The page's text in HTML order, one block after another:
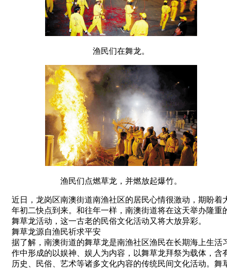
渔民们在舞龙。
渔民们点燃草龙，并燃放起爆竹。
近日，龙岗区南澳街道南渔社区的居民心情很激动，期盼着
年初二快点到来。和往年一样，南澳街道将在这天举办隆重
舞草龙活动，这一古老的民俗文化活动又将大放异彩。
舞草龙源自渔民祈求平安
据了解，南澳街道的舞草龙是南渔社区渔民在长期海上生活
作中形成的以娱神、娱人为内容，以舞草龙拜祭为载体，含
历史、民俗、艺术等诸多文化内容的传统民间文化活动。舞